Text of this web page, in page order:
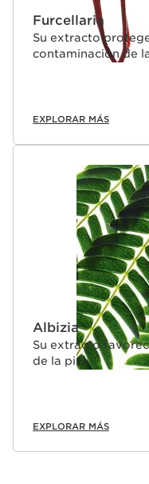
Furcellaria
Su extracto
contaminación de
EXPLORAR MÁS
Albizia
Su extracto
de la piel.
EXPLORAR MÁS